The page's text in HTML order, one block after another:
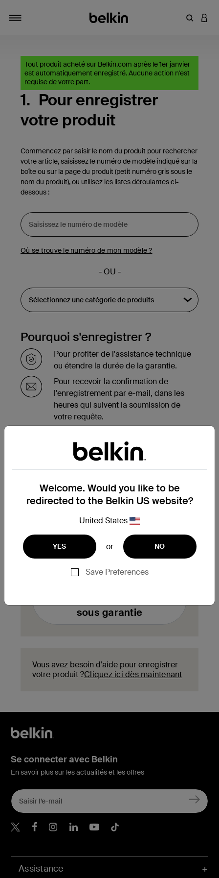
Saisir
Tout produit acheté sur Belkin.com après le 1er janvier
est automatiquement enregistré. Aucune action n'est
requise de votre part.
1. Pour enregistrer
votre produit
Commencez par saisir le nom du produit pour rechercher
votre article, saisissez le numéro de modèle indiqué sur la
boîte ou sur la page du produit (petit numéro gris sous le
nom du produit), ou utilisez les listes déroulantes ci-
dessous :
Où se trouve le numéro de mon modèle ?
- OU -
Pourquoi s'enregistrer ?
Pour profiter de l'assistance technique
ou étendre la durée de la garantie.
Pour recevoir la confirmation de
l'enregistrement par e-mail, dans les
heures qui suivent la soumission de
votre requête.
enregistrés en bas de votre page de
compte.
Vous avez besoin de
remplacer un produit sous
garantie ?
Complétez ici le formulaire de demande
d'échange de produit sous garantie. Notre
équipe vous contactera aussitôt.
sous garantie
Vous avez besoin d'aide pour enregistrer
votre produit ?Cliquez ici dès maintenant
Welcome. Would you like to be
redirected to the Belkin US website?
United States
YES or NO
Save Preferences
Assistance
Se connecter avec Belkin
En savoir plus sur les actualités et les offres
Belkin Twitter
Belkin Facebook
Belkin Instagram
Belkin LinkedIn
Belkin Youtube
Belkin TikTok